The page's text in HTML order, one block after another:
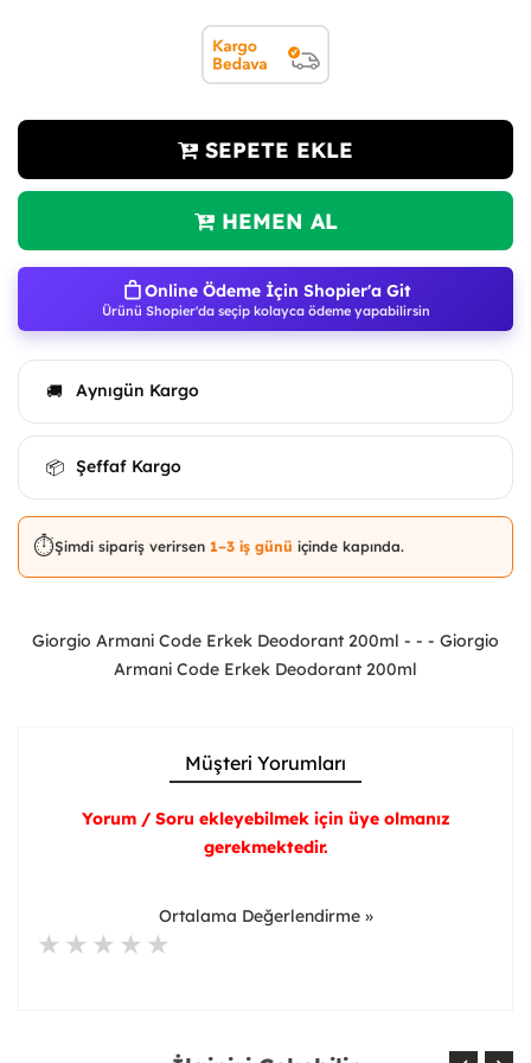
SEPETE EKLE
HEMEN AL
Online Ödeme İçin Shopier'a Git
Ürünü Shopier'da seçip kolayca ödeme yapabilirsin
🚚 Aynıgün Kargo
📦 Şeffaf Kargo
⏱️Şimdi sipariş verirsen 1–3 iş günü içinde kapında.
Giorgio Armani Code Erkek Deodorant 200ml - - - Giorgio
Armani Code Erkek Deodorant 200ml
Müşteri Yorumları
Yorum / Soru ekleyebilmek için üye olmanız
gerekmektedir.
Ortalama Değerlendirme »